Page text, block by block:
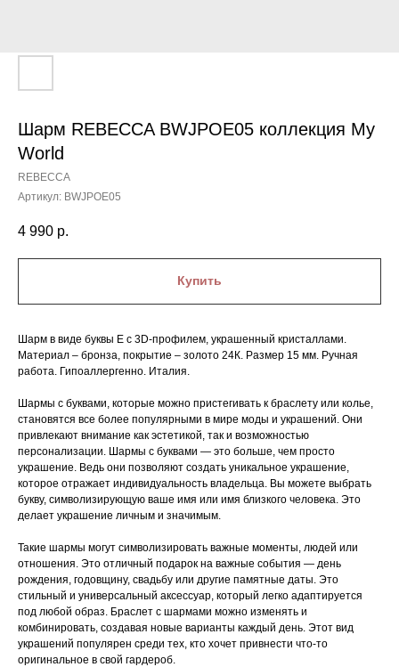
Шарм REBECCA BWJPOE05 коллекция My
World
REBECCA
Артикул: BWJPOE05
4 990 р.
Купить
Шарм в виде буквы E с 3D-профилем, украшенный кристаллами.
Материал – бронза, покрытие – золото 24К. Размер 15 мм. Ручная
работа. Гипоаллергенно. Италия.
Шармы с буквами, которые можно пристегивать к браслету или колье,
становятся все более популярными в мире моды и украшений. Они
привлекают внимание как эстетикой, так и возможностью
персонализации. Шармы с буквами — это больше, чем просто
украшение. Ведь они позволяют создать уникальное украшение,
которое отражает индивидуальность владельца. Вы можете выбрать
букву, символизирующую ваше имя или имя близкого человека. Это
делает украшение личным и значимым.
Такие шармы могут символизировать важные моменты, людей или
отношения. Это отличный подарок на важные события — день
рождения, годовщину, свадьбу или другие памятные даты. Это
стильный и универсальный аксессуар, который легко адаптируется
под любой образ. Браслет с шармами можно изменять и
комбинировать, создавая новые варианты каждый день. Этот вид
украшений популярен среди тех, кто хочет привнести что-то
оригинальное в свой гардероб.